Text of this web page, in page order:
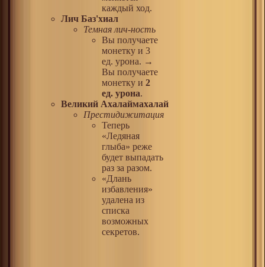
каждый ход.
Лич Баз'хиал
Темная лич-ность
Вы получаете
монетку и 3
ед. урона. →
Вы получаете
монетку и 2
ед. урона.
Великий Ахалаймахалай
Престидижитация
Теперь
«Ледяная
глыба» реже
будет выпадать
раз за разом.
«Длань
избавления»
удалена из
списка
возможных
секретов.